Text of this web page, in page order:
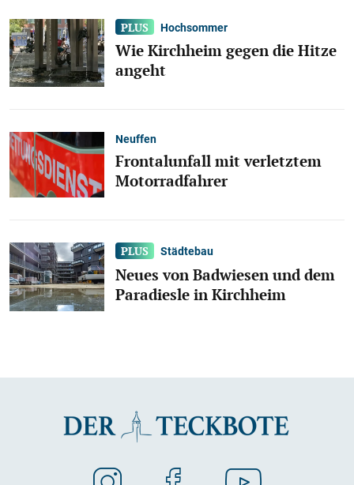
Hochsommer
Wie Kirchheim gegen die Hitze
angeht
Neuffen
Frontalunfall mit verletztem
Motorradfahrer
Städtebau
Neues von Badwiesen und dem
Paradiesle in Kirchheim